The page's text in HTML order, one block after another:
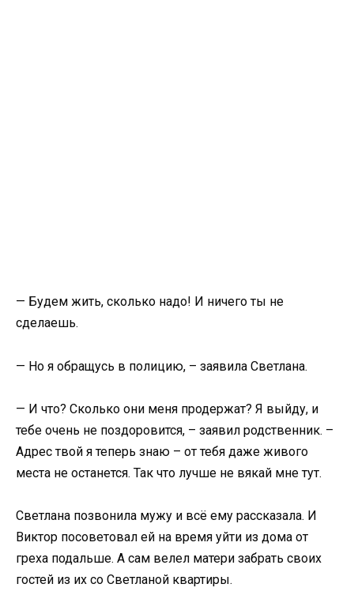
— Будем жить, сколько надо! И ничего ты не
сделаешь.
— Но я обращусь в полицию, – заявила Светлана.
— И что? Сколько они меня продержат? Я выйду, и
тебе очень не поздоровится, – заявил родственник. –
Адрес твой я теперь знаю – от тебя даже живого
места не останется. Так что лучше не вякай мне тут.
Светлана позвонила мужу и всё ему рассказала. И
Виктор посоветовал ей на время уйти из дома от
греха подальше. А сам велел матери забрать своих
гостей из их со Светланой квартиры.